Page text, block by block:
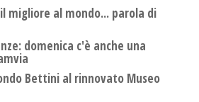
migliore al mondo... parola di
domenica c'è anche una
Bettini al rinnovato Museo